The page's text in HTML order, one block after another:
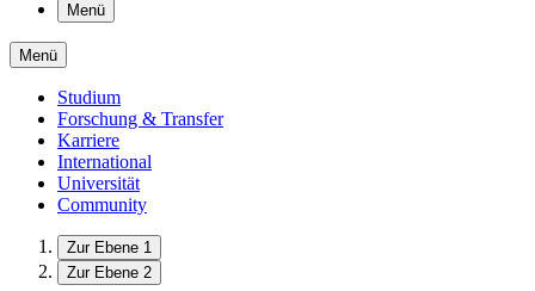
Menü
Menü
Studium
Forschung & Transfer
Karriere
International
Universität
Community
Zur Ebene 1
Zur Ebene 2